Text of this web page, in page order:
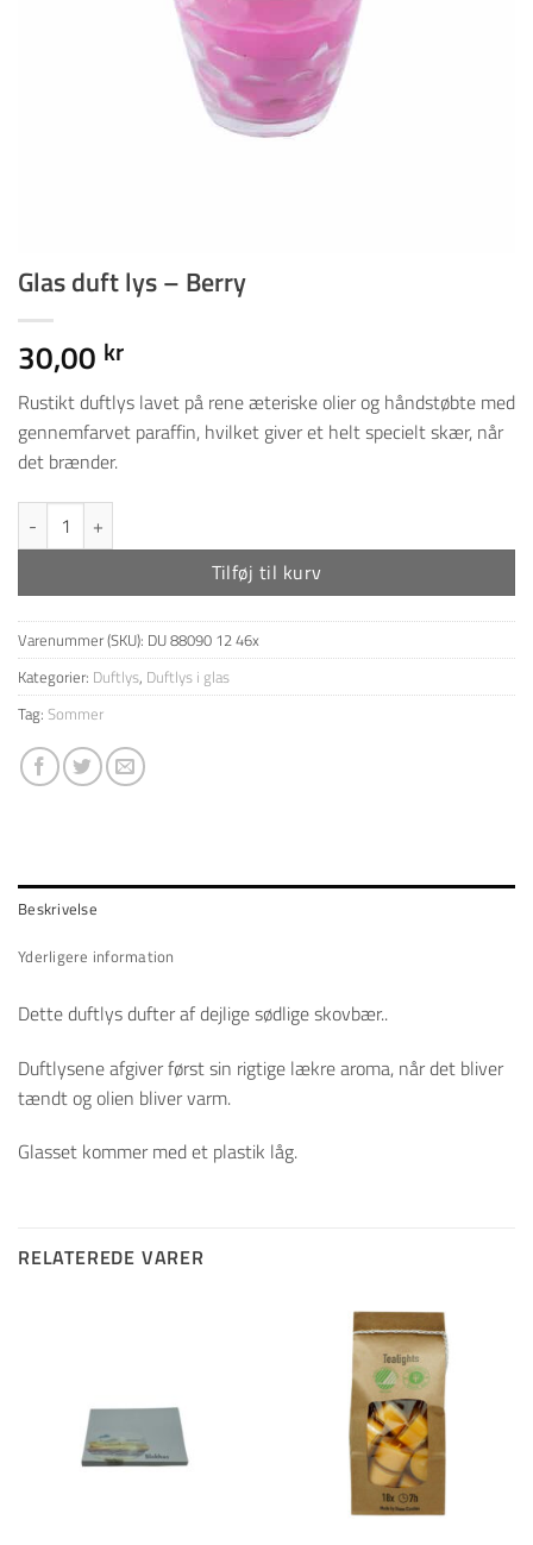
Glas duft lys – Berry
30,00 kr
Rustikt duftlys lavet på rene æteriske olier og håndstøbte med
gennemfarvet paraffin, hvilket giver et helt specielt skær, når
det brænder.
Glas duft lys - Berry antal
Tilføj til kurv
Varenummer (SKU): DU 88090 12 46x
Kategorier: Duftlys, Duftlys i glas
Tag: Sommer
Beskrivelse
Yderligere information
Dette duftlys dufter af dejlige sødlige skovbær..
Duftlysene afgiver først sin rigtige lækre aroma, når det bliver
tændt og olien bliver varm.
Glasset kommer med et plastik låg.
RELATEREDE VARER